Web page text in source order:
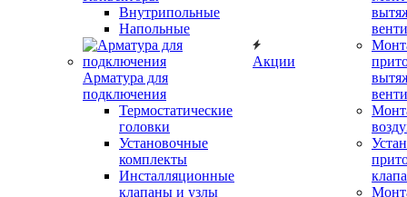
Внутрипольные
Напольные
Арматура для
подключения
Термостатические
головки
Установочные
комплекты
Инсталляционные
клапаны и узлы
Акции